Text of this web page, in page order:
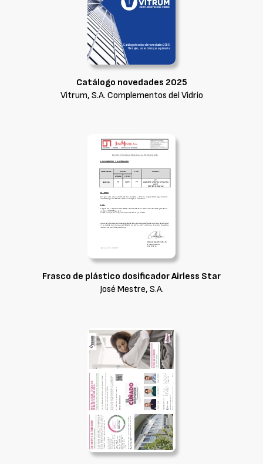
Catálogo novedades 2025
Vitrum, S.A. Complementos del Vidrio
Frasco de plástico dosificador Airless Star
José Mestre, S.A.